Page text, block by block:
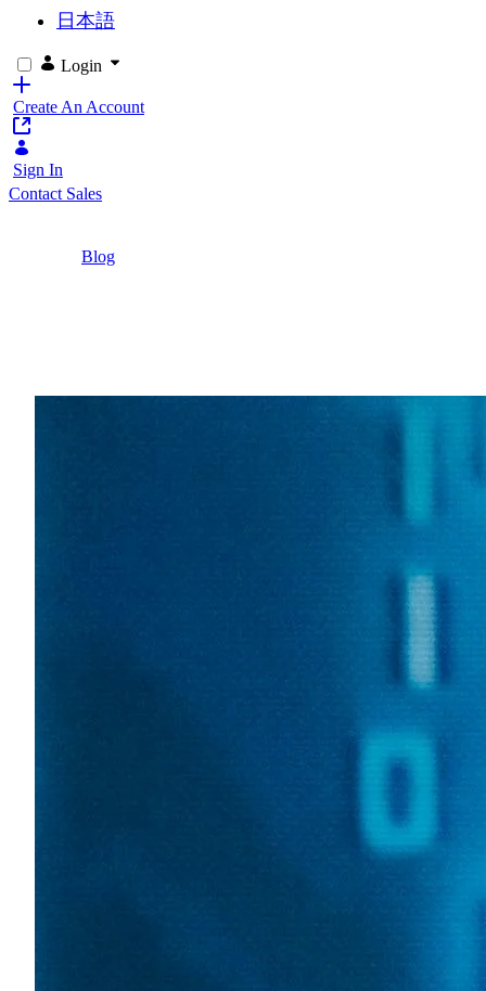
日本語
Login
Create An Account
Sign In
Contact Sales
Blog